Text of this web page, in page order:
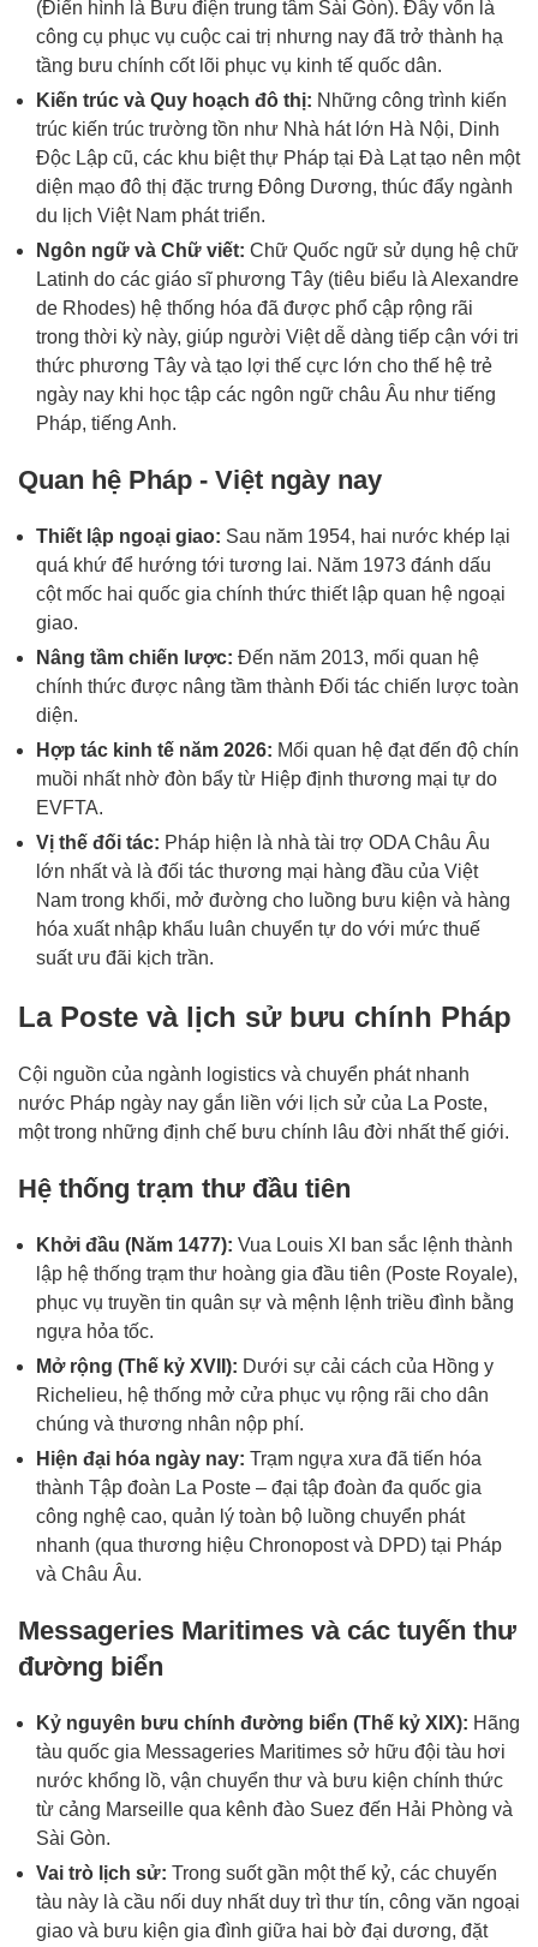
(Điển hình là Bưu điện trung tâm Sài Gòn). Đây vốn là
công cụ phục vụ cuộc cai trị nhưng nay đã trở thành hạ
tầng bưu chính cốt lõi phục vụ kinh tế quốc dân.
Kiến trúc và Quy hoạch đô thị: Những công trình kiến
trúc kiến trúc trường tồn như Nhà hát lớn Hà Nội, Dinh
Độc Lập cũ, các khu biệt thự Pháp tại Đà Lạt tạo nên một
diện mạo đô thị đặc trưng Đông Dương, thúc đẩy ngành
du lịch Việt Nam phát triển.
Ngôn ngữ và Chữ viết: Chữ Quốc ngữ sử dụng hệ chữ
Latinh do các giáo sĩ phương Tây (tiêu biểu là Alexandre
de Rhodes) hệ thống hóa đã được phổ cập rộng rãi
trong thời kỳ này, giúp người Việt dễ dàng tiếp cận với tri
thức phương Tây và tạo lợi thế cực lớn cho thế hệ trẻ
ngày nay khi học tập các ngôn ngữ châu Âu như tiếng
Pháp, tiếng Anh.
Quan hệ Pháp - Việt ngày nay
Thiết lập ngoại giao: Sau năm 1954, hai nước khép lại
quá khứ để hướng tới tương lai. Năm 1973 đánh dấu
cột mốc hai quốc gia chính thức thiết lập quan hệ ngoại
giao.
Nâng tầm chiến lược: Đến năm 2013, mối quan hệ
chính thức được nâng tầm thành Đối tác chiến lược toàn
diện.
Hợp tác kinh tế năm 2026: Mối quan hệ đạt đến độ chín
muồi nhất nhờ đòn bẩy từ Hiệp định thương mại tự do
EVFTA.
Vị thế đối tác: Pháp hiện là nhà tài trợ ODA Châu Âu
lớn nhất và là đối tác thương mại hàng đầu của Việt
Nam trong khối, mở đường cho luồng bưu kiện và hàng
hóa xuất nhập khẩu luân chuyển tự do với mức thuế
suất ưu đãi kịch trần.
La Poste và lịch sử bưu chính Pháp
Cội nguồn của ngành logistics và chuyển phát nhanh
nước Pháp ngày nay gắn liền với lịch sử của La Poste,
một trong những định chế bưu chính lâu đời nhất thế giới.
Hệ thống trạm thư đầu tiên
Khởi đầu (Năm 1477): Vua Louis XI ban sắc lệnh thành
lập hệ thống trạm thư hoàng gia đầu tiên (Poste Royale),
phục vụ truyền tin quân sự và mệnh lệnh triều đình bằng
ngựa hỏa tốc.
Mở rộng (Thế kỷ XVII): Dưới sự cải cách của Hồng y
Richelieu, hệ thống mở cửa phục vụ rộng rãi cho dân
chúng và thương nhân nộp phí.
Hiện đại hóa ngày nay: Trạm ngựa xưa đã tiến hóa
thành Tập đoàn La Poste – đại tập đoàn đa quốc gia
công nghệ cao, quản lý toàn bộ luồng chuyển phát
nhanh (qua thương hiệu Chronopost và DPD) tại Pháp
và Châu Âu.
Messageries Maritimes và các tuyến thư
đường biển
Kỷ nguyên bưu chính đường biển (Thế kỷ XIX): Hãng
tàu quốc gia Messageries Maritimes sở hữu đội tàu hơi
nước khổng lồ, vận chuyển thư và bưu kiện chính thức
từ cảng Marseille qua kênh đào Suez đến Hải Phòng và
Sài Gòn.
Vai trò lịch sử: Trong suốt gần một thế kỷ, các chuyến
tàu này là cầu nối duy nhất duy trì thư tín, công văn ngoại
giao và bưu kiện gia đình giữa hai bờ đại dương, đặt